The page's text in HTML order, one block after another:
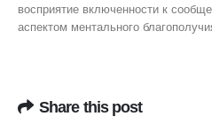
восприятие включенности к
аспектом ментального
Share this post